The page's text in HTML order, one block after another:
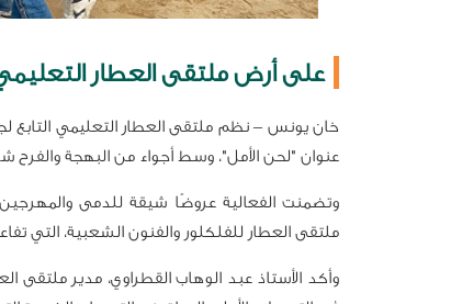
على أرض ملتقى العطار
خان يونس – نظم ملتقى العطار التعليمي التابع
عنوان "لحن الأمل"، وسط أجواء من البهجة والفرح
وتضمنت الفعالية عروضًا شيقة للدمى
ملتقى العطار للفلكلور والفنون الشعبية، التي
وأكد الأستاذ عبد الوهاب القطراوي، مدير ملتقى